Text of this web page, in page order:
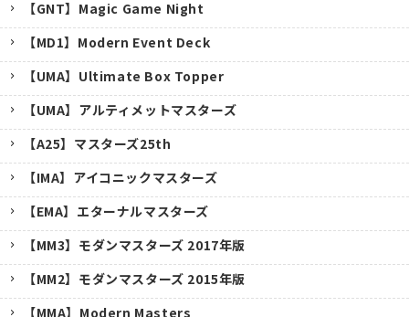
キャンセル
【GNT】Magic Game Night
【MD1】Modern Event Deck
【UMA】Ultimate Box Topper
【UMA】アルティメットマスターズ
【A25】マスターズ25th
【IMA】アイコニックマスターズ
【EMA】エターナルマスターズ
【MM3】モダンマスターズ 2017年版
【MM2】モダンマスターズ 2015年版
【MMA】Modern Masters